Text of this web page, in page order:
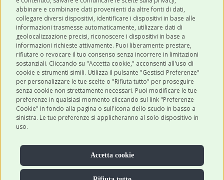
abbinare e combinare dati provenienti da altre fonti di dati,
collegare diversi dispositivi, identificare i dispositivi in base alle
informazioni trasmesse automaticamente, utilizzare dati di
geolocalizzazione precisi, riconoscere i dispositivi in base a
informazioni richieste attivamente. Puoi liberamente prestare,
rifiutare o revocare il tuo consenso senza incorrere in limitazioni
sostanziali. Cliccando su "Accetta cookie," acconsenti all'uso di
cookie e strumenti simili. Utilizza il pulsante "Gestisci Preferenze"
per personalizzare le tue scelte o "Rifiuta tutto" per proseguire
senza cookie non strettamente necessari. Puoi modificare le tue
preferenze in qualsiasi momento cliccando sul link "Preferenze
Cookie" in fondo alla pagina o sull'icona dello scudo in basso a
sinistra. Le tue preferenze si applicheranno al solo dispositivo in
uso.
Accetta cookie
SHOP ONLINE
CONTATTI
0543 096850
Contattaci